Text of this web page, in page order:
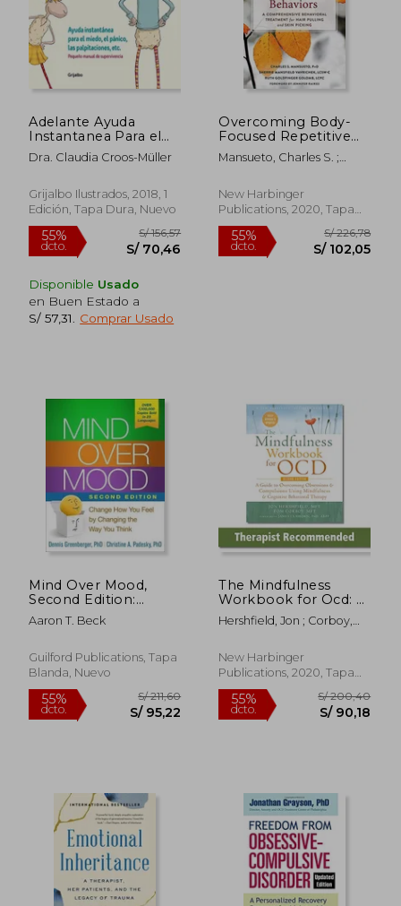
dcto. S/ 71,20 dcto.
Adelante Ayuda
Instantanea Para el
Miedo
Dra. Claudia Croos-Müller
Grijalbo Ilustrados, 2018, 1
Edición, Tapa Dura, Nuevo
55%
Disponible Usado
en Buen Estado a
S/ 57,31
Comprar Usado
Overcoming Body-
Focused Repetitive
Behaviors: A
Comprehensive
for Hair Pulling and
Skin Picking (en
Mansueto, Charles S. ;
Mansfield ; Golomb, Ruth
Goldfinger
New Harbinger
Publications, 2020, Tapa
Blanda, Nuevo
55%
dcto.
Mind Over Mood,
Second Edition:
Change How You
Feel by Changing the
Inglés)
Aaron T. Beck
Guilford Publications, Tapa
Blanda, Nuevo
The Mindfulness
Workbook for Ocd: A
Guide to Overcoming
Obsessions and
Mindfulness and
Cognitive Behavioral
Harbinger Self-Help
Workbook) (en
Hershfield, Jon ; Corboy,
New Harbinger
Publications, 2020, Tapa
Blanda, Nuevo